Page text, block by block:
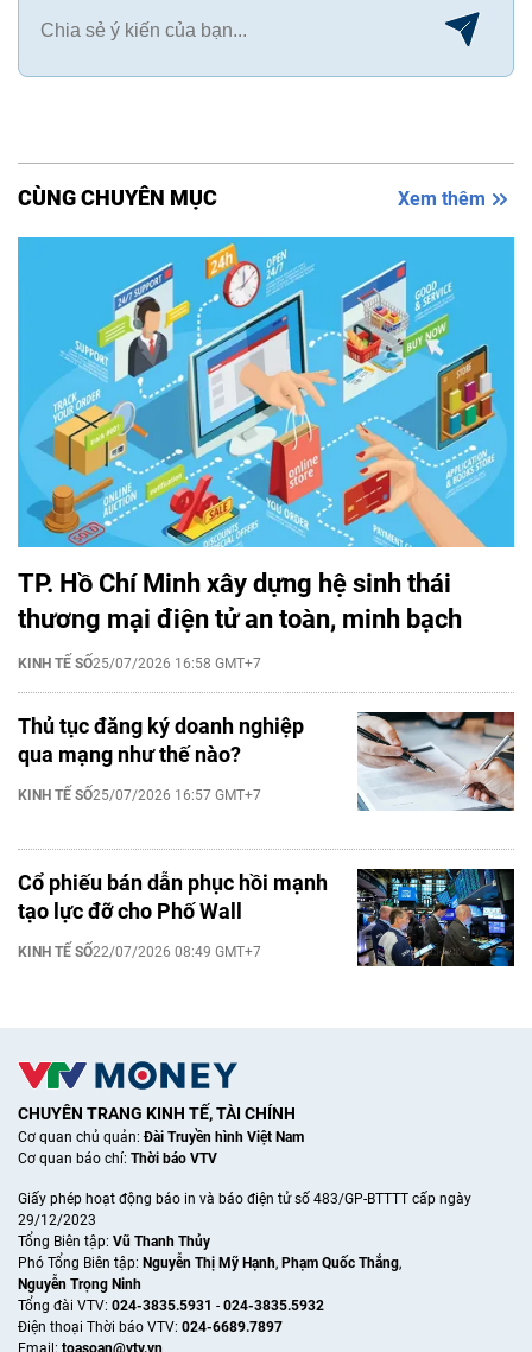
CÙNG CHUYÊN MỤC Xem thêm
TP. Hồ Chí Minh xây dựng hệ sinh thái
thương mại điện tử an toàn, minh bạch
KINH TẾ SỐ25/07/2026 16:58 GMT+7
Thủ tục đăng ký doanh nghiệp
qua mạng như thế nào?
KINH TẾ SỐ25/07/2026 16:57 GMT+7
Cổ phiếu bán dẫn phục hồi mạnh
tạo lực đỡ cho Phố Wall
KINH TẾ SỐ22/07/2026 08:49 GMT+7
CHUYÊN TRANG KINH TẾ, TÀI CHÍNH
Cơ quan chủ quản:Đài Truyền hình Việt Nam
Cơ quan báo chí: Thời báo VTV
Giấy phép hoạt động báo in và báo điện tử số 483/GP-BTTTT cấp ngày
29/12/2023
Tổng Biên tập: Vũ Thanh Thủy
Phó Tổng Biên tập: Nguyễn Thị Mỹ Hạnh, Phạm Quốc Thắng,
Nguyễn Trọng Ninh
Tổng đài VTV: 024-3835.5931 - 024-3835.5932
Ðiện thoại Thời báo VTV: 024-6689.7897